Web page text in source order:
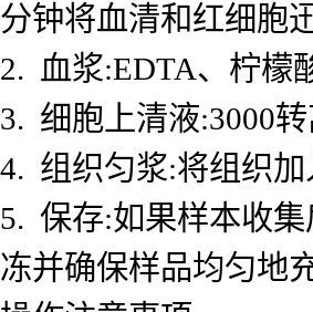
分钟将血清和红细胞
2. 血浆:EDTA、柠檬
3. 细胞上清液:3000
4. 组织匀浆:将组织
5. 保存:如果样本收
冻并确保样品均匀地